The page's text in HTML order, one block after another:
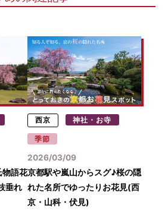
物語花
垂れ
西京 神社・お寺
季節
2026/03/09
京都駅や嵐山からスグ♪桜の隠
れた名所でゆったりお花見(西
京・山科・伏見)